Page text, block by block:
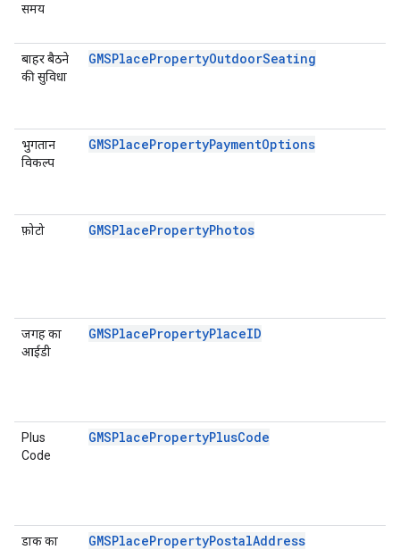
समय
बाहर बैठने
की सुविधा
GMSPlacePropertyOutdoorSeating
भुगतान
विकल्प
GMSPlacePropertyPaymentOptions
फ़ोटो GMSPlacePropertyPhotos
जगह का
आईडी
GMSPlacePropertyPlaceID
Plus
Code
GMSPlacePropertyPlusCode
डाक का
GMSPlacePropertyPostalAddress